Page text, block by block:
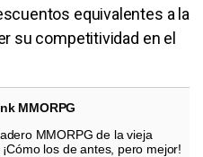
equivalentes a la
su competitividad en el
MMORPG
MMORPG de la vieja
los de antes, pero mejor!